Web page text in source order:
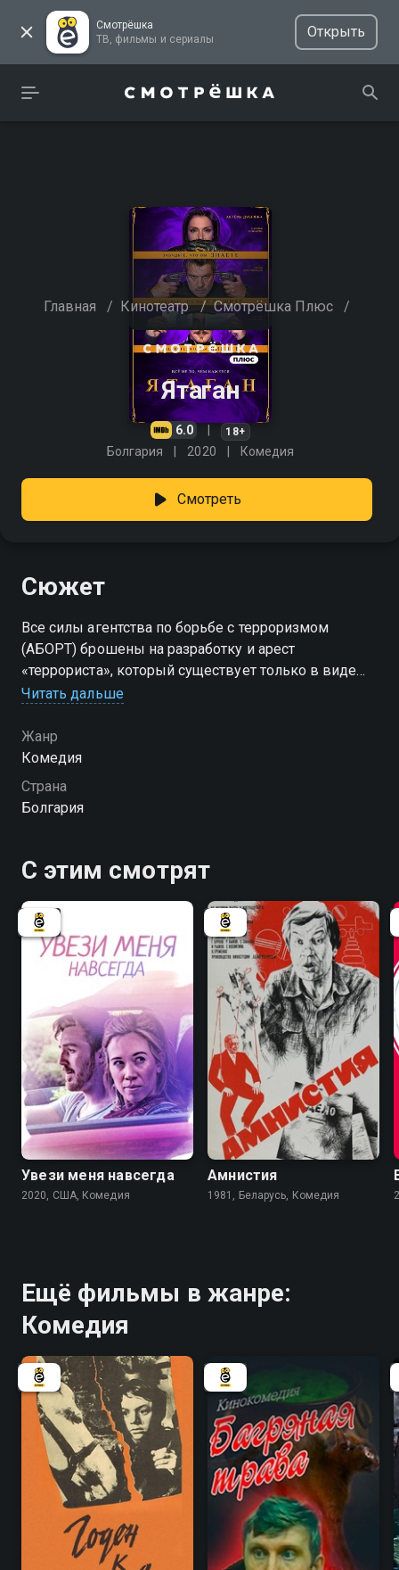
Смотрёшка
ТВ, фильмы и сериалы
Открыть
Главная / Кинотеатр / Смотрёшка Плюс /
Ятаган
6.0 18+
Болгария 2020 Комедия
Смотреть
Сюжет
Все силы агентства по борьбе с терроризмом
(АБОРТ) брошены на разработку и арест
«террориста», который существует только в виде
выдумки одного из инспекторов.
Читать дальше
Жанр
Комедия
Страна
Болгария
С этим смотрят
Увези меня навсегда
2020, США, Комедия
6.6
Амнистия
1981, Беларусь, Комедия
Ещё фильмы в жанре:
Комедия